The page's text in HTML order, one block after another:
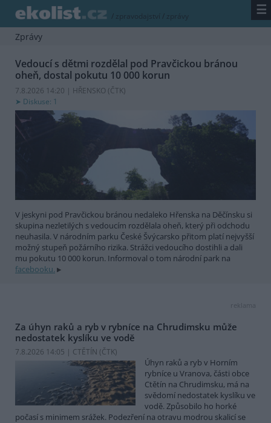
/ zpravodajství / zprávy ☰
Zprávy
Vedoucí s dětmi rozdělal pod Pravčickou bránou
oheň, dostal pokutu 10 000 korun
7.8.2026 14:20 | HŘENSKO (ČTK)
Diskuse: 1
V jeskyni pod Pravčickou bránou nedaleko Hřenska na Děčínsku si
skupina nezletilých s vedoucím rozdělala oheň, který při odchodu
neuhasila. V národním parku České Švýcarsko přitom platí nejvyšší
možný stupeň požárního rizika. Strážci vedoucího dostihli a dali
mu pokutu 10 000 korun. Informoval o tom národní park na
facebooku.
reklama
Za úhyn raků a ryb v rybníce na Chrudimsku může
nedostatek kyslíku ve vodě
7.8.2026 14:05 | CTĚTÍN (ČTK)
Úhyn raků a ryb v Horním
rybníce u Vranova, části obce
Ctětín na Chrudimsku, má na
svědomí nedostatek kyslíku ve
vodě. Způsobilo ho horké
počasí s minimem srážek. Podezření na otravu modrou skalicí se